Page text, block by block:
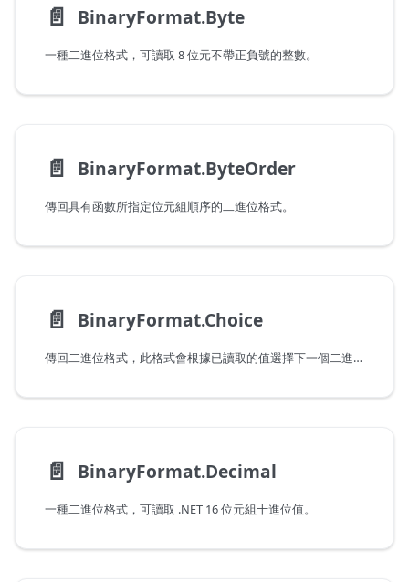
📄️ BinaryFormat.Byte
一種二進位格式，可讀取 8 位元不帶正負號的整數。
📄️ BinaryFormat.ByteOrder
傳回具有函數所指定位元組順序的二進位格式。
📄️ BinaryFormat.Choice
傳回二進位格式，此格式會根據已讀取的值選擇下一個二進位格式。
📄️ BinaryFormat.Decimal
一種二進位格式，可讀取 .NET 16 位元組十進位值。